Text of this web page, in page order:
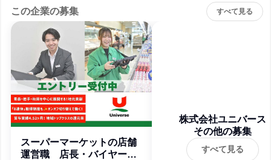
この企業の募集 すべて見る
スーパーマーケットの店舗
運営職 店長・バイヤー・
株式会社ユニバース
その他の募集
すべて見る